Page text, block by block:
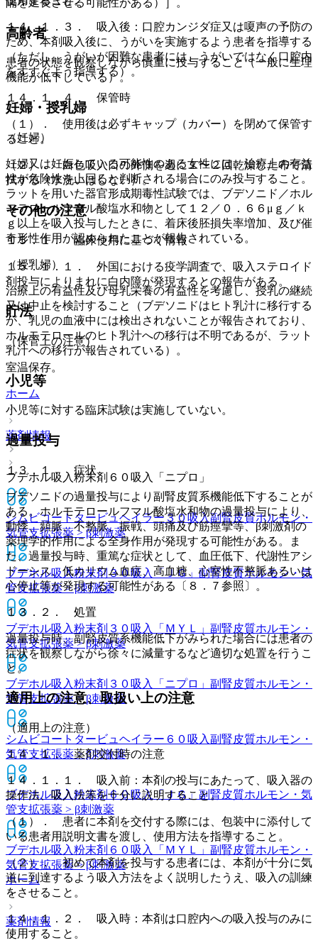
１４．１．３． 吸入後：口腔カンジダ症又は嗄声の予防の
ため、本剤吸入後に、うがいを実施するよう患者を指導する
（ただし、うがいが困難な患者には、うがいではなく口腔内
をすすぐよう指導する）。
１４．１．４． 保管時
（１）． 使用後は必ずキャップ（カバー）を閉めて保管す
ること。
（２）． 白色吸入口の外側を週に１〜２回乾燥した布で清
拭する（水洗いはしない）。
その他の注意
１５．１． 臨床使用に基づく情報
１５．１．１． 外国における疫学調査で、吸入ステロイド
剤投与によりまれに白内障が発現するとの報告がある。
貯法
（保管上の注意）
室温保存。
ホーム
薬剤情報
ブデホル吸入粉末剤６０吸入「ニプロ」
シムビコートタービュヘイラー３０吸入副腎皮質ホルモン・
気管支拡張薬 > β刺激薬
ブデホル吸入粉末剤３０吸入「ＪＧ」 副腎皮質ホルモン・気
管支拡張薬 > β刺激薬
ブデホル吸入粉末剤３０吸入「ＭＹＬ」 副腎皮質ホルモン・
気管支拡張薬 > β刺激薬
ブデホル吸入粉末剤３０吸入「ニプロ」 副腎皮質ホルモン・
気管支拡張薬 > β刺激薬
シムビコートタービュヘイラー６０吸入副腎皮質ホルモン・
気管支拡張薬 > β刺激薬
ブデホル吸入粉末剤６０吸入「ＪＧ」 副腎皮質ホルモン・気
管支拡張薬 > β刺激薬
ブデホル吸入粉末剤６０吸入「ＭＹＬ」 副腎皮質ホルモン・
気管支拡張薬 > β刺激薬
ホーム
薬剤情報
隔を延長させる可能性がある）］。
高齢者
患者の状態を観察しながら慎重に投与すること（一般に生理
機能が低下している）。
妊婦・授乳婦
（妊婦）
妊婦又は妊娠している可能性のある女性には、治療上の有益
性が危険性を上回ると判断される場合にのみ投与すること。
ラットを用いた器官形成期毒性試験では、ブデソニド／ホル
モテロールフマル酸塩水和物として１２／０．６６μｇ／ｋ
ｇ以上を吸入投与したときに、着床後胚損失率増加、及び催
奇形性作用が認められたことが報告されている。
（授乳婦）
治療上の有益性及び母乳栄養の有益性を考慮し、授乳の継続
又は中止を検討すること（ブデソニドはヒト乳汁に移行する
が、乳児の血液中には検出されないことが報告されており、
ホルモテロールのヒト乳汁への移行は不明であるが、ラット
乳汁への移行が報告されている）。
小児等
小児等に対する臨床試験は実施していない。
過量投与
１３．１． 症状
ブデソニドの過量投与により副腎皮質系機能低下することが
ある。ホルモテロールフマル酸塩水和物の過量投与により、
動悸、頻脈、不整脈、振戦、頭痛及び筋痙攣等、β刺激剤の
薬理学的作用による全身作用が発現する可能性がある。ま
た、過量投与時、重篤な症状として、血圧低下、代謝性アシ
ドーシス、低カリウム血症、高血糖、心室性不整脈あるいは
心停止等が発現する可能性がある〔８．７参照〕。
１３．２． 処置
過量投与時、副腎皮質系機能低下がみられた場合には患者の
症状を観察しながら徐々に減量するなど適切な処置を行うこ
と。
適用上の注意、取扱い上の注意
（適用上の注意）
１４．１． 薬剤交付時の注意
１４．１．１． 吸入前：本剤の投与にあたって、吸入器の
操作法、吸入法等を十分に説明すること。
（１）． 患者に本剤を交付する際には、包装中に添付して
いる患者用説明文書を渡し、使用方法を指導すること。
（２）． 初めて本剤を投与する患者には、本剤が十分に気
道に到達するよう吸入方法をよく説明したうえ、吸入の訓練
をさせること。
１４．１．２． 吸入時：本剤は口腔内への吸入投与のみに
使用すること。